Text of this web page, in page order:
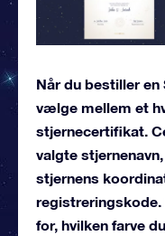
Når du bestiller en
vælge mellem et
stjernecertifikat.
valgte
stjernens
registreringskode.
for, hvilken farve